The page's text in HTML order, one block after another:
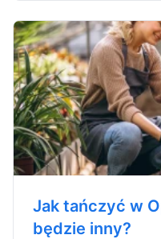
Jak tańczyć w
będzie inny?